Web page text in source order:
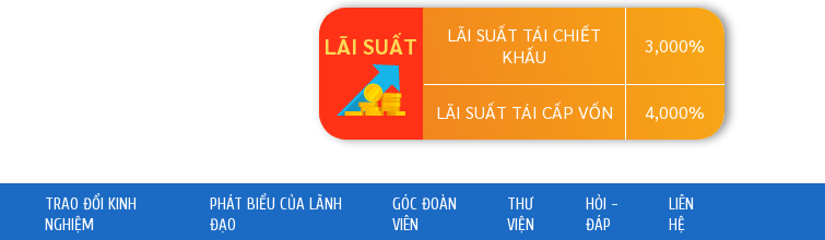
LÃI SUẤT
LÃI SUẤT TÁI CHIẾT
KHẤU
3,000%
LÃI SUẤT TÁI CẤP VỐN 4,000%
TRAO ĐỔI KINH
NGHIỆM
PHÁT BIỂU CỦA LÃNH
ĐẠO
GÓC ĐOÀN
VIÊN
THƯ
VIỆN
HỎI -
ĐÁP
LIÊN
HỆ